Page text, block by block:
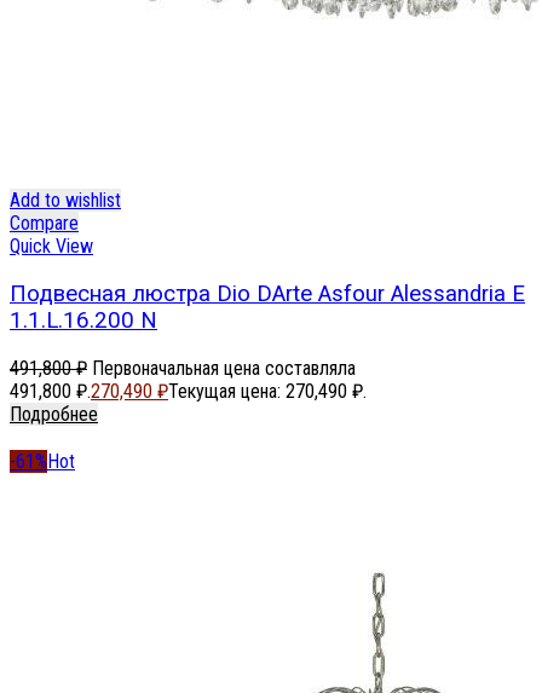
Add to wishlist
Compare
Quick View
Подвесная люстра Dio DArte Asfour Alessandria E
1.1.L.16.200 N
491,800₽ Первоначальная цена составляла
491,800 ₽.270,490 ₽Текущая цена: 270,490 ₽.
Подробнее
-61%Hot